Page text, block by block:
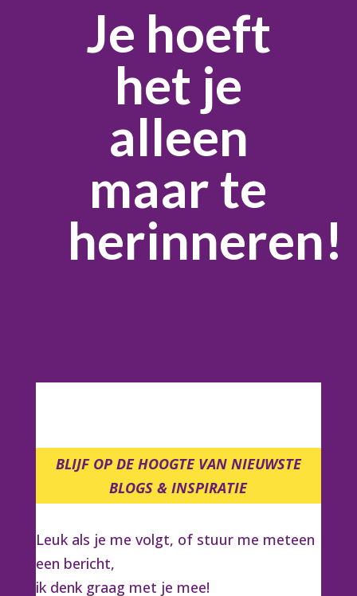
Je hoeft
het je
alleen
maar te
herinneren!
BLIJF OP DE HOOGTE VAN NIEUWSTE
BLOGS & INSPIRATIE
Leuk als je me volgt, of stuur me meteen
een bericht,
ik denk graag met je mee!